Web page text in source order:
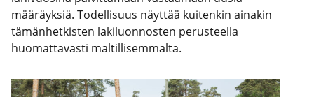
määräyksiä. Todellisuus näyttää kuitenkin ainakin
tämänhetkisten lakiluonnosten perusteella
huomattavasti maltillisemmalta.